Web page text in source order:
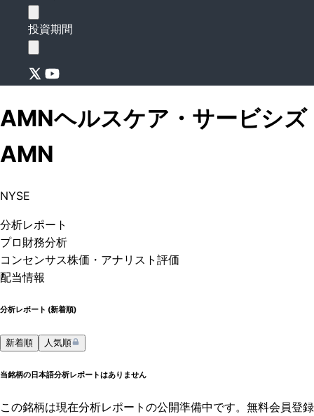
投資期間
AMNヘルスケア・サービシズ
AMN
NYSE
分析レポート
プロ 財務分析
コンセンサス株価 ・アナリスト評価
配当情報
分析レポート (新着順)
新着順 人気順
当銘柄の日本語分析レポートはありません
この銘柄は現在分析レポートの公開準備中です。無料会員登録